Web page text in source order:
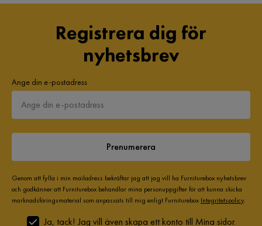
Registrera dig för
nyhetsbrev
Ange din e-postadress
Prenumerera
Genom att fylla i min mailadress bekräftar jag att jag vill ha Furniturebox nyhetsbrev
och godkänner att Furniturebox behandlar mina personuppgifter för att kunna skicka
marknadsföringsmaterial som anpassats till mig enligt Furniturebox Integritetspolicy.
Ja, tack! Jag vill även skapa ett konto till Mina sidor.